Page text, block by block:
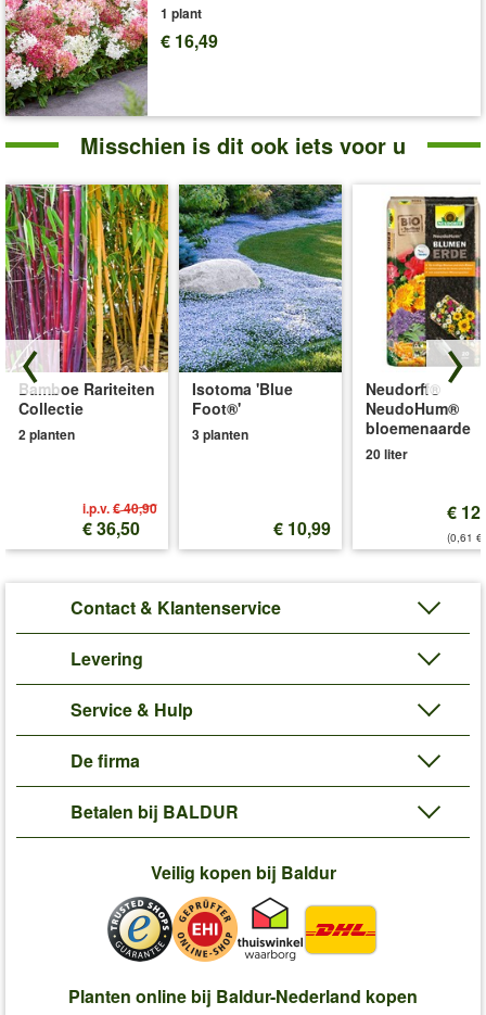
1 plant
€ 16,49
Misschien is dit ook iets voor u
Bamboe Rariteiten
Collectie
2 planten
i.p.v.€ 40,90
€ 36,50
Isotoma 'Blue
Foot®'
3 planten
€ 10,99
Neudorff®
NeudoHum®
bloemenaarde
20 liter
€
(0,61
Contact & Klantenservice
Levering
Service & Hulp
De firma
Betalen bij BALDUR
Veilig kopen bij Baldur
Planten online bij Baldur-Nederland kopen